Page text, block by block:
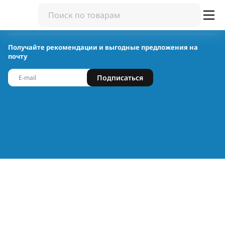
Получайте рекомендации и выгодные предложения на
почту
Подписаться